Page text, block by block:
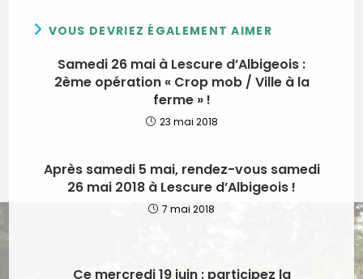
VOUS DEVRIEZ ÉGALEMENT AIMER
Samedi 26 mai à Lescure d’Albigeois :
2ème opération « Crop mob / Ville à la
ferme » !
23 mai 2018
Après samedi 5 mai, rendez-vous samedi
26 mai 2018 à Lescure d’Albigeois !
7 mai 2018
Ce mercredi 19 juin : participez la